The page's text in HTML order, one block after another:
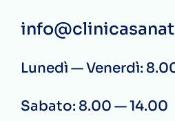
Lunedì — Venerdì:
Sabato: 8.00 — 14.00